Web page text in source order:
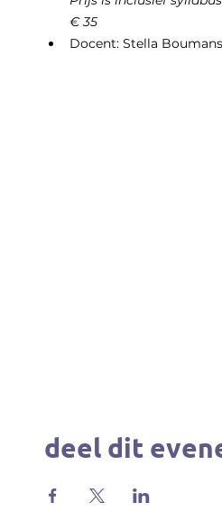
€ 35
Docent: Stella Boumans
deel dit